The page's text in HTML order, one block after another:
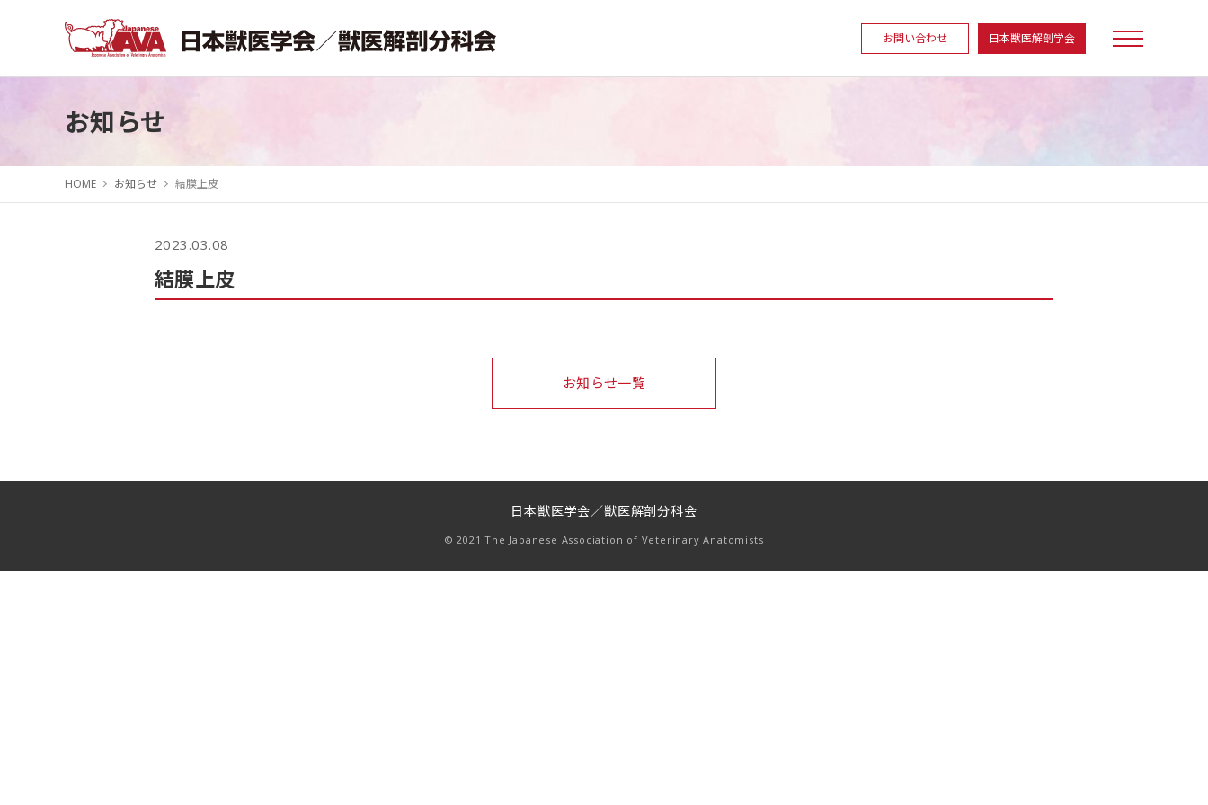
お問い合わせ 日本獣医解剖学会
お知らせ
HOME お知らせ 結膜上皮
2023.03.08
結膜上皮
お知らせ一覧
日本獣医学会／獣医解剖分科会
© 2021 The Japanese Association of Veterinary Anatomists